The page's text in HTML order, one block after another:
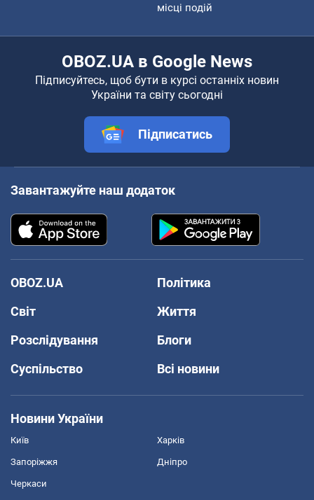
місці подій
OBOZ.UA в Google News
Підписуйтесь, щоб бути в курсі останніх новин
України та світу сьогодні
Підписатись
Завантажуйте наш додаток
OBOZ.UA
Політика
Світ
Життя
Розслідування
Блоги
Суспільство
Всі новини
Новини України
Київ Харків
Запоріжжя Дніпро
Черкаси